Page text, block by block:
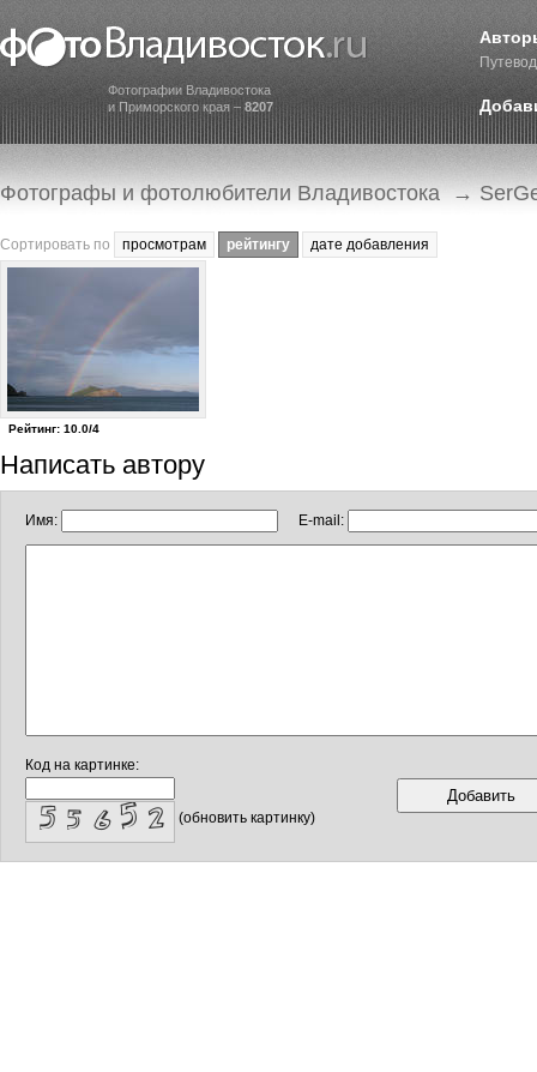
Фотографии Владивостока
и Приморского края – 8207
Фотографы и фотолюбители Владивостока →
Сортировать по просмотрам рейтингу дате добавления
Рейтинг: 10.0/4
Написать автору
Имя: E-mail:
Код на картинке:
(обновить картинку)